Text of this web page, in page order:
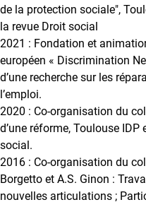
de la protection sociale",
la revue Droit social
2021 : Fondation et
européen « Discrimination
d’une recherche sur les
l’emploi.
2020 : Co-organisation du
d’une réforme, Toulouse
social.
2016 : Co-organisation du
Borgetto et A.S. Ginon :
nouvelles articulations ;